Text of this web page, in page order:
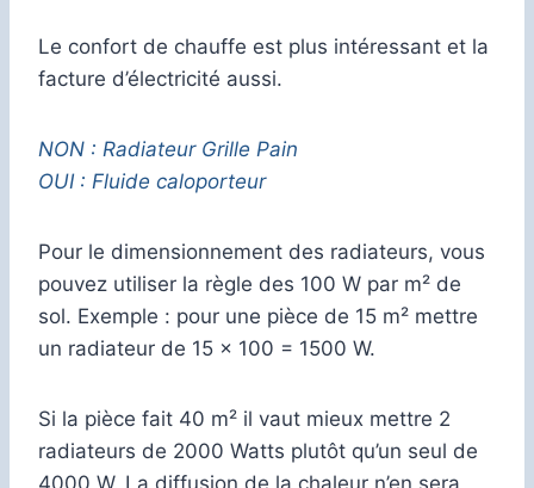
Le confort de chauffe est plus intéressant et la
facture d’électricité aussi.
NON : Radiateur Grille Pain
OUI : Fluide caloporteur
Pour le dimensionnement des radiateurs, vous
pouvez utiliser la règle des 100 W par m² de
sol. Exemple : pour une pièce de 15 m² mettre
un radiateur de 15 x 100 = 1500 W.
Si la pièce fait 40 m² il vaut mieux mettre 2
radiateurs de 2000 Watts plutôt qu’un seul de
4000 W. La diffusion de la chaleur n’en sera